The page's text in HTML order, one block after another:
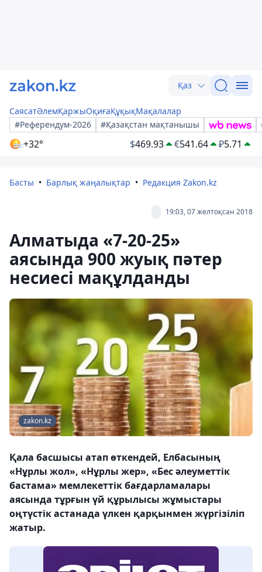
Қаз
СаясатӘлемҚаржыОқиғаҚұқықМақалалар
#Референдум-2026
#Қазақстан мақтанышы
+32° $469.93 €541.64 ₽5.71
Басты Барлық жаңалықтар Редакция Zakon.kz
19:03, 07 желтоқсан 2018
Алматыда «7-20-25»
аясында 900 жуық пәтер
несиесі мақұлданды
zakon.kz
Қала басшысы атап өткендей, Елбасының
«Нұрлы жол», «Нұрлы жер», «Бес әлеуметтік
бастама» мемлекеттік бағдарламалары
аясында тұрғын үй құрылысы жұмыстары
оңтүстік астанада үлкен қарқынмен жүргізіліп
жатыр.